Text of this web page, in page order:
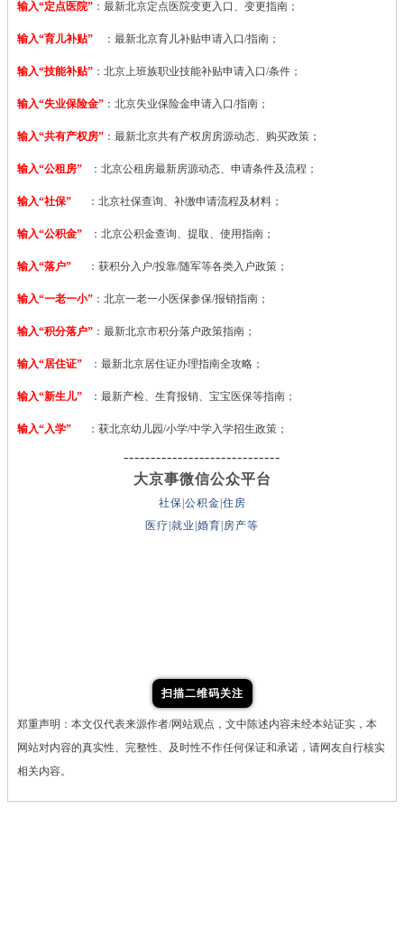
输入“定点医院” ： 最新北京定点医院变更入口、变更指南；
输入“育儿补贴” ：最新北京育儿补贴申请入口/指南；
输入“技能补贴” ： 北京上班族职业技能补贴申请入口/条件；
输入“失业保险金” ：北京失业保险金申请入口/指南；
输入“共有产权房” ：最新北京共有产权房房源动态、购买政策；
输入“公租房” ：北京公租房最新房源动态、申请条件及流程；
输入“社保” ：北京社保查询、补缴申请流程及材料；
输入“公积金” ：北京公积金查询、提取、使用指南；
输入“落户” ：获积分入户/投靠/随军等各类入户政策；
输入“一老一小” ：北京一老一小医保参保/报销指南；
输入“积分落户” ：最新北京市积分落户政策指南；
输入“居住证” ：最新北京居住证办理指南全攻略；
输入“新生儿” ：最新产检、生育报销、宝宝医保等指南；
输入“入学” ：获北京幼儿园/小学/中学入学招生政策；
-----------------------------
大京事微信公众平台
社保|公积金|住房
医疗|就业|婚育|房产等
扫描二维码关注
郑重声明：本文仅代表来源作者/网站观点，文中陈述内容未经本站证实，本
网站对内容的真实性、完整性、及时性不作任何保证和承诺，请网友自行核实
相关内容。